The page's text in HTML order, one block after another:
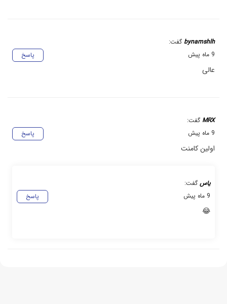
bynamshlh گفت:
پاسخ
9 ماه پیش
عالی
MRX گفت:
پاسخ
9 ماه پیش
اولین کامنت
یاس گفت:
پاسخ
9 ماه پیش
😂